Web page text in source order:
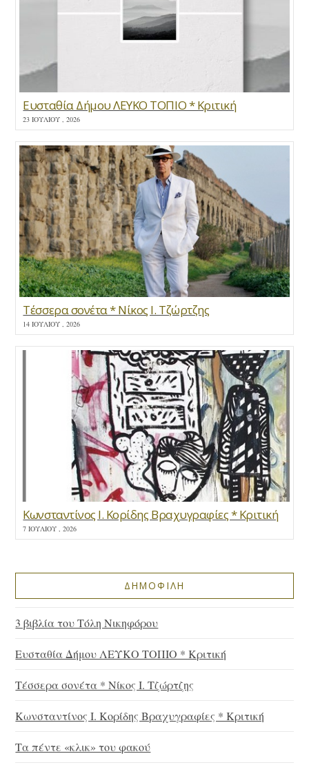
Ευσταθία Δήμου ΛΕΥΚΟ ΤΟΠΙΟ * Κριτική
23 ΙΟΥΛΊΟΥ , 2026
Τέσσερα σονέτα * Νίκος Ι. Τζώρτζης
14 ΙΟΥΛΊΟΥ , 2026
Κωνσταντίνος Ι. Κορίδης Βραχυγραφίες * Κριτική
7 ΙΟΥΛΊΟΥ , 2026
ΔΗΜΟΦΙΛΗ
3 βιβλία του Τόλη Νικηφόρου
Ευσταθία Δήμου ΛΕΥΚΟ ΤΟΠΙΟ * Κριτική
Τέσσερα σονέτα * Νίκος Ι. Τζώρτζης
Κωνσταντίνος Ι. Κορίδης Βραχυγραφίες * Κριτική
Τα πέντε «κλικ» του φακού